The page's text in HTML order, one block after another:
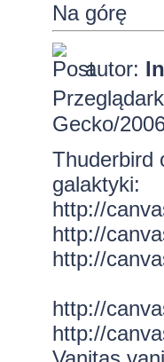
Na górę
autor:
Gecko/
Thuderbird
galaktyki:
http://
http://
http://
http://
http://